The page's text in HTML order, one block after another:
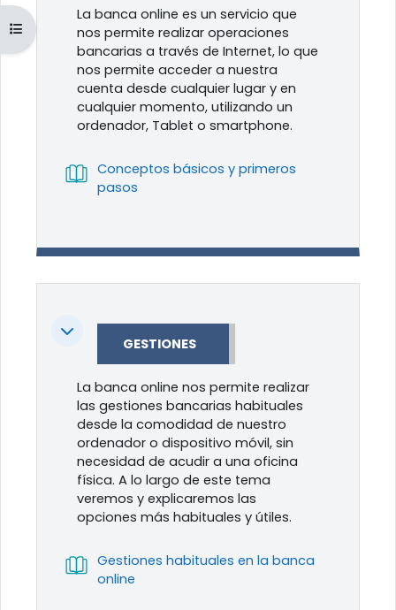
Abrir índice del curso
La banca online es un servicio que
nos permite realizar operaciones
bancarias a través de Internet, lo que
nos permite acceder a nuestra
cuenta desde cualquier lugar y en
cualquier momento, utilizando un
ordenador, Tablet o smartphone.
Conceptos básicos y primeros
pasos
Colapsar GESTIONES
La banca online nos permite realizar
las gestiones bancarias habituales
desde la comodidad de nuestro
ordenador o dispositivo móvil, sin
necesidad de acudir a una oficina
física. A lo largo de este tema
veremos y explicaremos las
opciones más habituales y útiles.
Gestiones habituales en la banca
online